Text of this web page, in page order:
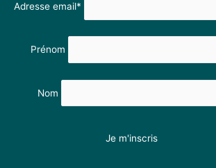
Adresse email*
Prénom
Nom